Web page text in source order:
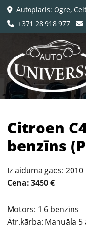
 Autoplacis: Ogre,
 +371 28 918 977 
Citroen
benzīns
Izlaiduma gads:
Cena: 3450 €
Motors: 1.6 benzīns
Ātr.kārba: Manuāla 5